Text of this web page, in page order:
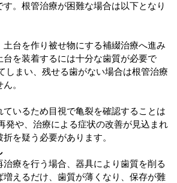
。根管治療が困難な場合は以下となり
台を作り被せ物にする補綴治療へ進み
台を装着するには十分な歯質が必要で
しまい、残せる歯がない場合は根管治療
。
いるため目視で亀裂を確認することは
発や、治療による症状の改善が見込まれ
を疑う必要があります。
療を行う場合、器具により歯質を削る
増えるだけ、歯質が薄くなり、保存が難